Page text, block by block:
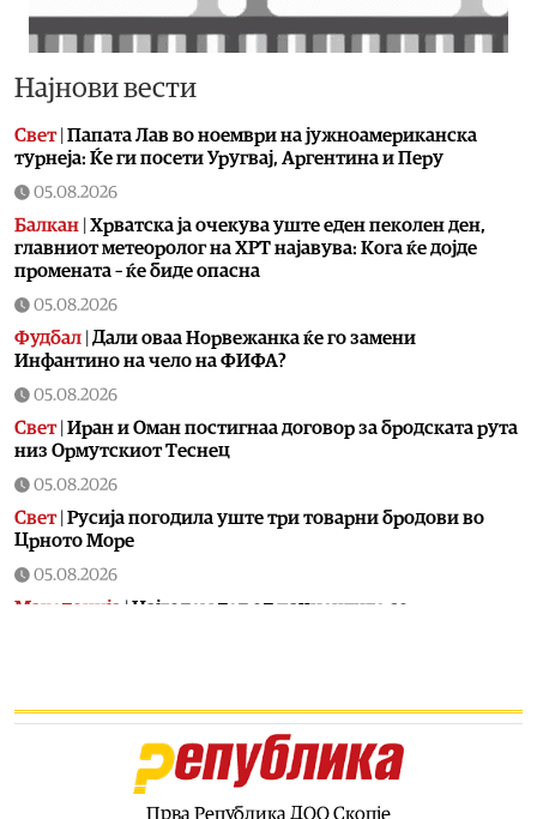
Најнови вести
Свет| Папата Лав во ноември на јужноамериканска
турнеја: Ќе ги посети Уругвај, Аргентина и Перу
05.08.2026
Балкан Хрватска ја очекува уште еден пеколен ден,
главниот метеоролог на ХРТ најавува: Кога ќе дојде
промената – ќе биде опасна
05.08.2026
Фудбал Дали оваа Норвежанка ќе го замени
Инфантино на чело на ФИФА?
05.08.2026
Свет| Иран и Оман постигнаа договор за бродската рута
низ Ормутскиот Теснец
05.08.2026
Свет| Русија погодила уште три товарни бродови во
Црното Море
05.08.2026
Македонија |Најголем дел од пациентите сo
запалена трева при сечење со брусилица
Нуклеарката Кршко во Словенија го намалува
производството за 20% поради нискиот водостој на
Прва Република ДОО Скопје